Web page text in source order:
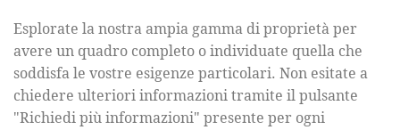
Esplorate la nostra ampia gamma di proprietà per
avere un quadro completo o individuate quella che
soddisfa le vostre esigenze particolari. Non esitate a
chiedere ulteriori informazioni tramite il pulsante
"Richiedi più informazioni" presente per ogni